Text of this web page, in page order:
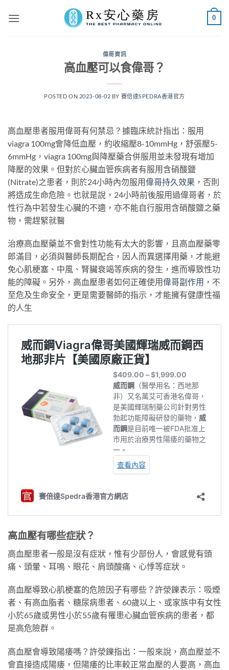
0
偉哥資訊
高血壓可以食偉哥？
POSTED ON 2023-08-02 BY 賽倍達SPEDRA香港官方
高血壓患者服用偉哥有何禁忌？據臨床統計指出：服用
viagra 100mg會降低血壓，約收縮壓8-10mmHg，舒張壓5-
6mmHg，viagra 100mg與降壓藥合併服用並未發現有增加
降壓的效果。但對於心臟血管疾病者有服用含硝酸鹽
(Nitrate)之患者，則於24小時內勿服用偉哥持久效果 ，否則
將造成生命危險。也就是說，24小時前後服用過偉哥者，於
性行為中若發生心臟的不適，亦不能自行服用含硝酸鹽之藥
物，需趕緊就醫
治療高血壓藥並不會對性功能有太大的影響，且高血壓藥零
郎滿目，必須與醫師長期配合，因人而異選擇用藥，才能避
免心肌梗塞、中風、腎臟衰竭等疾病的發生，進而導致性功
能的障礙。另外，高血壓患者如何正確使用偉哥副作用 ，不
至危及生命安全，更是需要醫師的指示，才能擁有健康性福
的人生
高血壓有哪些症狀？
高血壓患者一般是沒有症狀，惟有少部份人，會感覺有頭
痛、頭暈、耳鳴、眼花、肩頭酸痛、心悸等症狀。
高血壓導致心肌梗塞的危險因子有哪些？許滎鑠表示：吸煙
者、有高血脂者、糖尿病患者、60歲以上、或家族中有女性
小於65歲或男性小於55歲有罹患心臟血管疾病的患者，都
是高危險群。
高血壓會導致陽痿嗎？許滎鑠指出：一般來說，高血壓並不
會直接造成陽痿，但陽痿的比率較正常血壓的人要高，高血